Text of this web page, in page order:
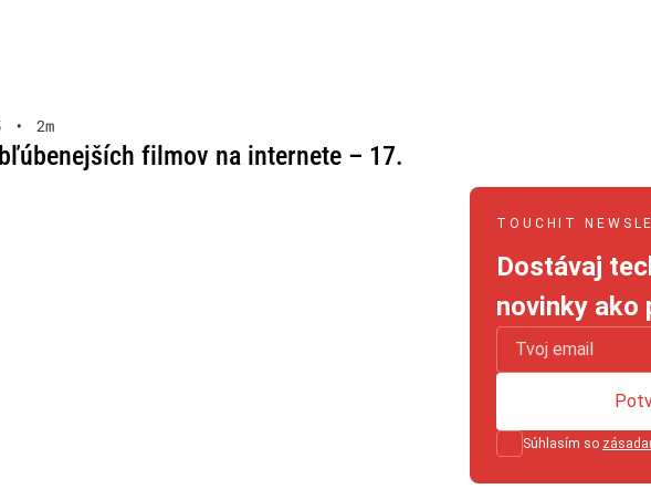
• 2m
filmov na internete – 17.
TOUCHIT
Dostávaj
novinky ako
Súhlasím so